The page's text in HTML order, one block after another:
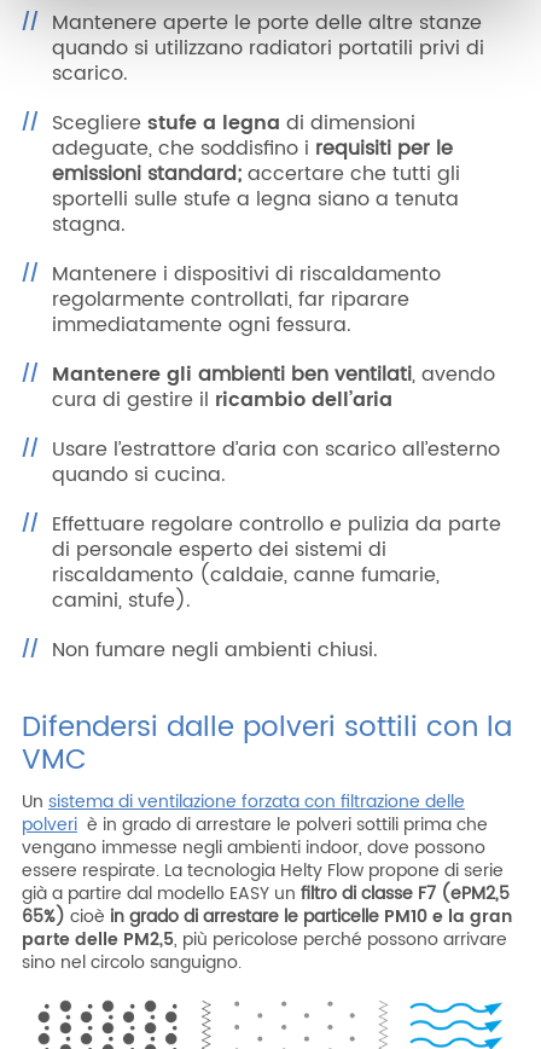
Mantenere aperte le porte delle altre stanze
quando si utilizzano radiatori portatili privi di
scarico.
Sceglierestufe a legna di dimensioni
adeguate, che soddisfino i requisiti per le
emissioni standard;accertare che tutti gli
sportelli sulle stufe a legna siano a tenuta
stagna.
Mantenere i dispositivi di riscaldamento
regolarmente controllati, far riparare
immediatamente ogni fessura.
Mantenere gli ambienti ben ventilati, avendo
cura di gestire il ricambio dell’aria
Usare l’estrattore d’aria con scarico all’esterno
quando si cucina.
Effettuare regolare controllo e pulizia da parte
di personale esperto dei sistemi di
riscaldamento (caldaie, canne fumarie,
camini, stufe).
Non fumare negli ambienti chiusi.
Difendersi dalle polveri sottili con la
VMC
Un sistema di ventilazione forzata con filtrazione delle
polveriè in grado di arrestare le polveri sottili prima che
vengano immesse negli ambienti indoor, dove possono
essere respirate. La tecnologia Helty Flow propone di serie
già a partire dal modello EASY un filtro di classe F7 (ePM2,5
65%) cioè in grado di arrestare le particelle PM10 e la gran
parte delle PM2,5, più pericolose perché possono arrivare
sino nel circolo sanguigno.